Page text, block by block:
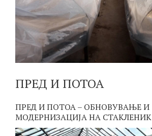
ПРЕД И ПОТОА
ПРЕД И ПОТОА – ОБНОВУВАЊЕ И
МОДЕРНИЗАЦИЈА НА СТАКЛЕНИК